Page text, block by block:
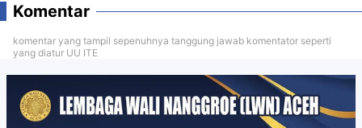
Komentar
komentar yang tampil sepenuhnya tanggung jawab komentator seperti
yang diatur UU ITE